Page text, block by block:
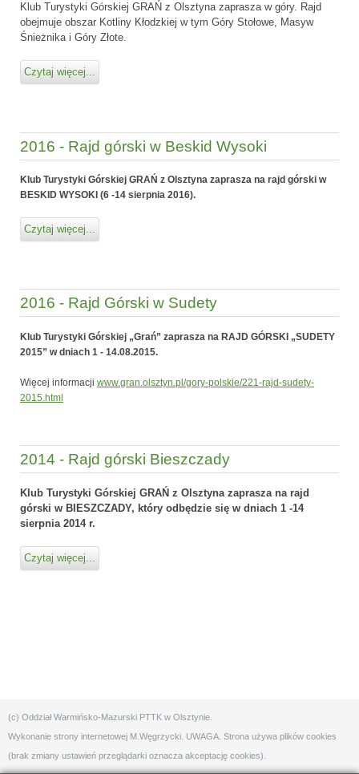
Klub Turystyki Górskiej GRAŃ z Olsztyna zaprasza w góry. Rajd
obejmuje obszar Kotliny Kłodzkiej w tym Góry Stołowe, Masyw
Śnieżnika i Góry Złote.
Czytaj więcej...
2016 - Rajd górski w Beskid Wysoki
Klub Turystyki Górskiej GRAŃ z Olsztyna zaprasza na rajd górski w
BESKID WYSOKI (6 -14 sierpnia 2016).
Czytaj więcej...
2016 - Rajd Górski w Sudety
Klub Turystyki Górskiej „Grań” zaprasza na RAJD GÓRSKI „SUDETY
2015” w dniach 1 - 14.08.2015.
Więcej informacji www.gran.olsztyn.pl/gory-polskie/221-rajd-sudety-
2015.html
2014 - Rajd górski Bieszczady
Klub Turystyki Górskiej GRAŃ z Olsztyna zaprasza na rajd
górski w BIESZCZADY, który odbędzie się w dniach 1 -14
sierpnia 2014 r.
Czytaj więcej...
(c) Oddział Warmińsko-Mazurski PTTK w Olsztynie.
Wykonanie strony internetowej M.Węgrzycki . UWAGA. Strona używa plików cookies
(brak zmiany ustawień przeglądarki oznacza akceptację cookies).